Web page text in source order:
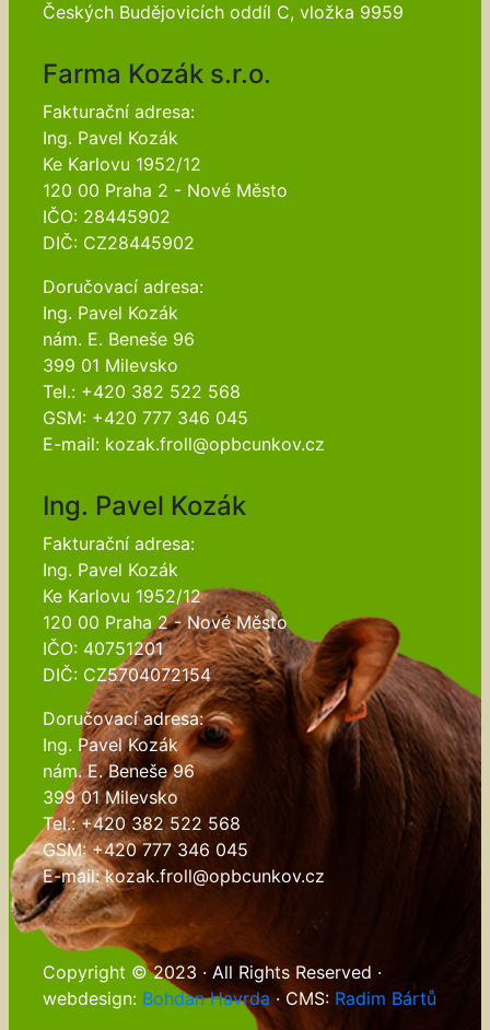
Českých Budějovicích oddíl C, vložka 9959
Farma Kozák s.r.o.
Fakturační adresa:
Ing. Pavel Kozák
Ke Karlovu 1952/12
120 00 Praha 2 - Nové Město
IČO: 28445902
DIČ: CZ28445902
Doručovací adresa:
Ing. Pavel Kozák
nám. E. Beneše 96
399 01 Milevsko
Tel.: +420 382 522 568
GSM: +420 777 346 045
E-mail: kozak.froll@opbcunkov.cz
Ing. Pavel Kozák
Fakturační adresa:
Ing. Pavel Kozák
Ke Karlovu 1952/12
120 00 Praha 2 - Nové Město
IČO: 40751201
DIČ: CZ5704072154
Doručovací adresa:
Ing. Pavel Kozák
nám. E. Beneše 96
399 01 Milevsko
Tel.: +420 382 522 568
GSM: +420 777 346 045
E-mail: kozak.froll@opbcunkov.cz
Copyright © 2023 · All Rights Reserved ·
webdesign: Bohdan Havrda· CMS: Radim Bártů